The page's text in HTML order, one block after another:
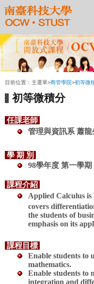
:::
目前位置： 主選單>商管學院>初等微
初等微積分
任課老師
管理與資訊系 蕭龍
學 期 別
98學年度 第一學期
課程介紹
Applied Calculus is
covers
the students of
emphasis on its
課程目標
Enable students to
mathematics.
Enable students to
integration and